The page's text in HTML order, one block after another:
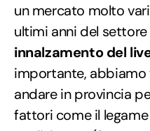
un mercato molto
ultimi anni del settore
innalzamento del
importante, abbiamo
andare in provincia
fattori come il